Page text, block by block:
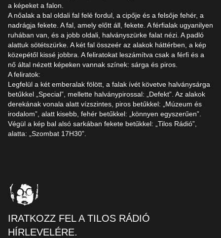
a képeket a falon.
A nőalak a bal oldali fal felé fordul, a cipője és a felsője fehér, a
nadrágja fekete. A fal, amely előtt áll, fekete. A férfialak ugyanilyen
ruhában van, és a jobb oldali, halványszürke falat nézi. A padló
alattuk sötétszürke. A két fal összeér az alakok háttérben, a kép
közepétől kissé jobbra. A feliratokat leszámítva csak a férfi és a
nő által nézett képeken vannak színek: sárga és piros.
A feliratok:
Legfelül a két emberalak fölött, a falak ívét követve halványsárga
betűkkel „Special”, mellette halványpirossal: „Defekt”. Az alakok
derekának vonala alatt vízszintes, piros betűkkel: „Múzeum és
irodalom”, alatt kisebb, fehér betűkkel: „könnyen egyszerűen”.
Végül a kép bal alsó sarkában fekete betűkkel: „Tilos Rádió”,
alatta: „Szombat 17H30”.
IRATKOZZ FEL A TILOS RÁDIÓ
HÍRLEVELÉRE.